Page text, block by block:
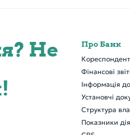
Не Про Банк
Фінансові
Установчі
Структура
Показники